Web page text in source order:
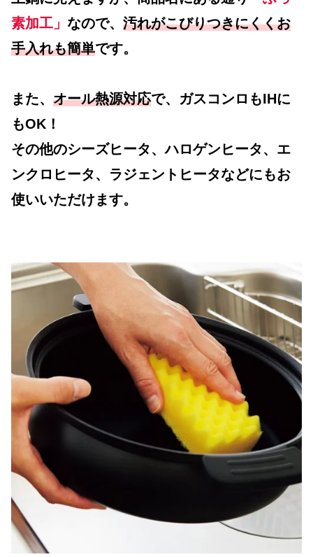
素加工」 なので、 汚れがこびりつきにくくお
手入れも簡単です。
また、 オール熱源対応で、ガスコンロもIHに
もOK！
その他のシーズヒータ、ハロゲンヒータ、エ
ンクロヒータ、ラジェントヒータなどにもお
使いいただけます。